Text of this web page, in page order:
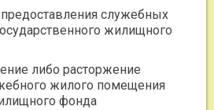
служебных
жилищного
либо расторжение
жилого помещения
фонда